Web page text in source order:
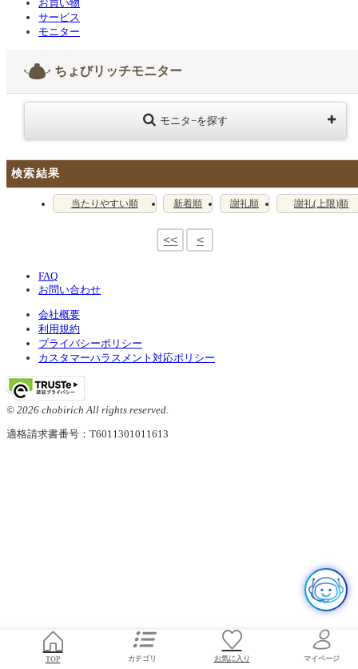
お買い物
サービス
モニター
ちょびリッチモニター
モニタ−を探す
検索結果
当たりやすい順 新着順 謝礼順 謝礼(上限)順
<< <
FAQ
お問い合わせ
会社概要
利用規約
プライバシーポリシー
カスタマーハラスメント対応ポリシー
© 2026 chobirich All rights reserved.
適格請求書番号：T6011301011613
TOP お気に入り